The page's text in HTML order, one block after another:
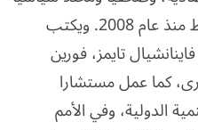
في قضايا منطقة الشرق الأوسط منذ عام 2008. ويكتب
تايمز، فورين
كما عمل مستشارا
الدولية، وفي الأمم